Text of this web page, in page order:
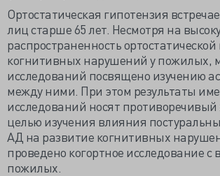
Ортостатическая гипотензия
лиц старше 65 лет. Несмотря на
распространенность
когнитивных нарушений у пожилых,
исследований посвящено изучению
между ними. При этом результаты
исследований носят противоречивый
целью изучения влияния
АД на развитие когнитивных
проведено когортное исследование с
пожилых.